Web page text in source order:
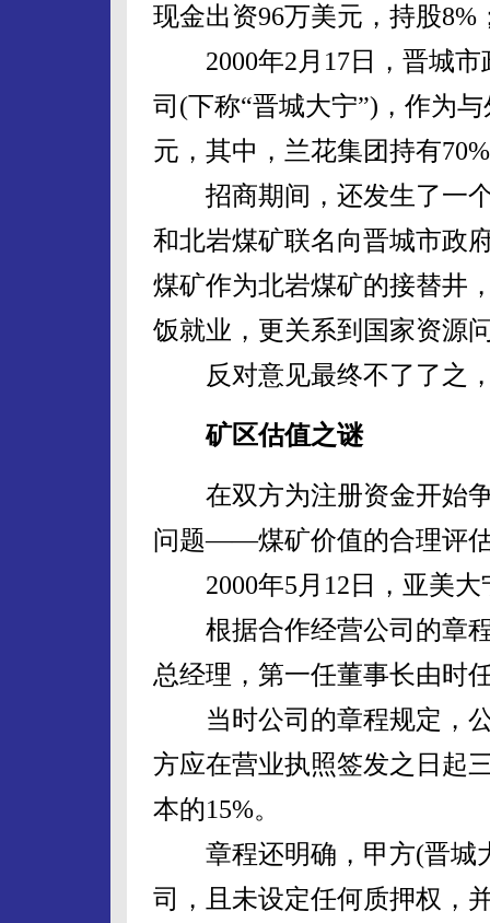
现金出资96万美元，持股8%
2000年2月17日，晋城市
司(下称“晋城大宁”)，作为
元，其中，兰花集团持有
招商期间，还发生了一个
和北岩煤矿联名向晋城市政
煤矿作为北岩煤矿的接替井
饭就业，更关系到国家资源
反对意见最终不了了之，
矿区估值之谜
在双方为注册资金开始争
问题——煤矿价值的合理评
2000年5月12日，亚美大
根据合作经营公司的章程
总经理，第一任董事长由时
当时公司的章程规定，公
方应在营业执照签发之日起
本的15%。
章程还明确，甲方(晋城
司，且未设定任何质押权，